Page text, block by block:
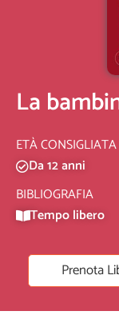
La
ETÀ CONSIGLIATA
Da 12 anni
BIBLIOGRAFIA
Tempo libero
Prenota